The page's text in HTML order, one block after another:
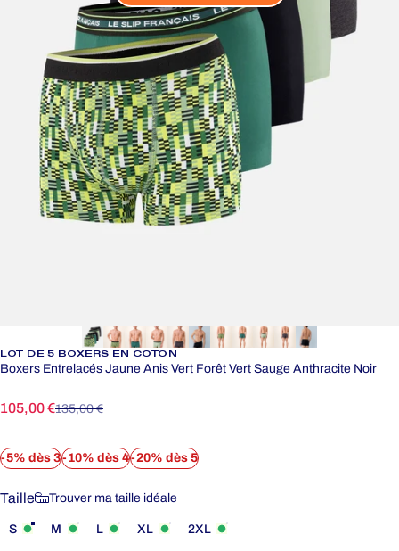
LOT DE 5 BOXERS EN COTON
Boxers Entrelacés Jaune Anis Vert Forêt Vert Sauge Anthracite Noir
Prix promotionnel
105,00 €
Prix habituel135,00 €
-5% dès 3-10% dès 4-20% dès 5
Taille
Taille Trouver ma taille idéale
S M L XL 2XL